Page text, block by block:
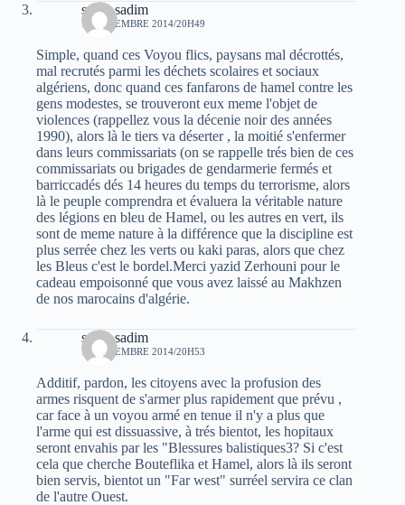
sarah sadim
18 DÉCEMBRE 2014/20H49
Simple, quand ces Voyou flics, paysans mal décrottés,
mal recrutés parmi les déchets scolaires et sociaux
algériens, donc quand ces fanfarons de hamel contre les
gens modestes, se trouveront eux meme l'objet de
violences (rappellez vous la décenie noir des années
1990), alors là le tiers va déserter , la moitié s'enfermer
dans leurs commissariats (on se rappelle trés bien de ces
commissariats ou brigades de gendarmerie fermés et
barriccadés dés 14 heures du temps du terrorisme, alors
là le peuple comprendra et évaluera la véritable nature
des légions en bleu de Hamel, ou les autres en vert, ils
sont de meme nature à la différence que la discipline est
plus serrée chez les verts ou kaki paras, alors que chez
les Bleus c'est le bordel.Merci yazid Zerhouni pour le
cadeau empoisonné que vous avez laissé au Makhzen
de nos marocains d'algérie.
sarah sadim
18 DÉCEMBRE 2014/20H53
Additif, pardon, les citoyens avec la profusion des
armes risquent de s'armer plus rapidement que prévu ,
car face à un voyou armé en tenue il n'y a plus que
l'arme qui est dissuassive, à trés bientot, les hopitaux
seront envahis par les "Blessures balistiques3? Si c'est
cela que cherche Bouteflika et Hamel, alors là ils seront
bien servis, bientot un "Far west" surréel servira ce clan
de l'autre Ouest.